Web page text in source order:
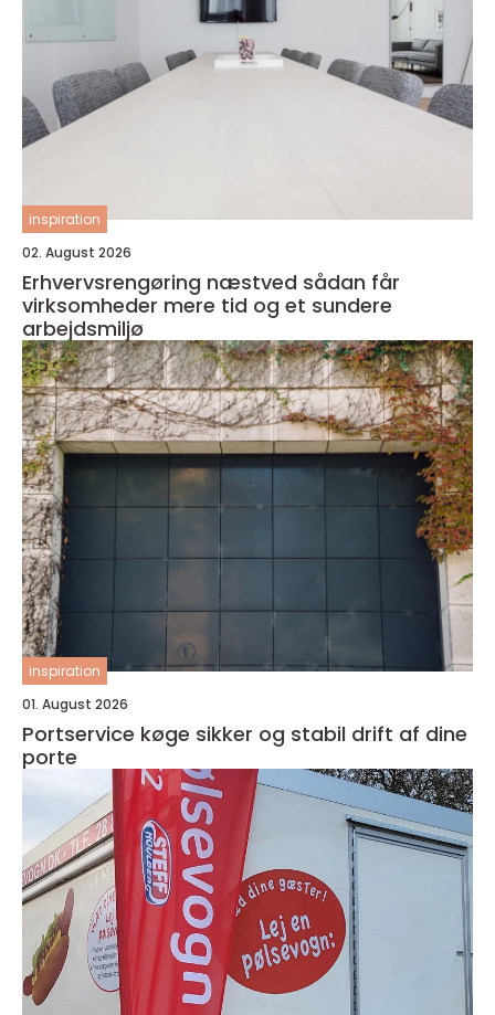
inspiration
02. August 2026
Erhvervsrengøring næstved sådan får
virksomheder mere tid og et sundere
arbejdsmiljø
inspiration
01. August 2026
Portservice køge sikker og stabil drift af dine
porte